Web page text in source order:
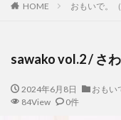
HOME おもいで。
sawako vol.2 / さ
2024年6月8日 おもい
84View
0件